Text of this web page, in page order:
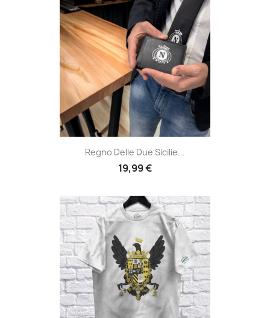
Regno Delle Due Sicilie...
19,99 €